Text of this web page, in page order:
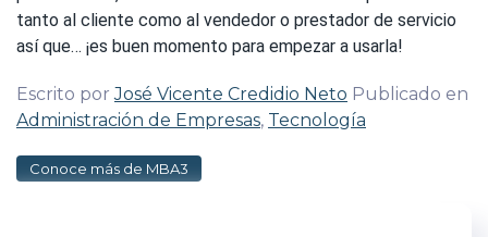
tanto al cliente como al vendedor o prestador de servicio
así que… ¡es buen momento para empezar a usarla!
Escrito porJosé Vicente Credidio Neto Publicado en
Administración de Empresas, Tecnología
Conoce más de MBA3